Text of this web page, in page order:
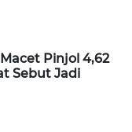
Pinjol 4,62
Sebut Jadi